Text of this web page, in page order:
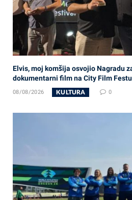
Elvis, moj komšija osvojio Nagradu
dokumentarni film na City Film
08/08/2026 KULTURA 0